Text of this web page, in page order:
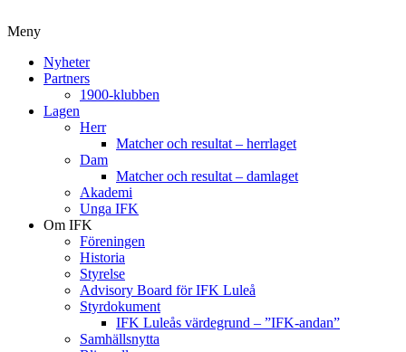
Meny
Nyheter
Partners
1900-klubben
Lagen
Herr
Matcher och resultat – herrlaget
Dam
Matcher och resultat – damlaget
Akademi
Unga IFK
Om IFK
Föreningen
Historia
Styrelse
Advisory Board för IFK Luleå
Styrdokument
IFK Luleås värdegrund – ”IFK-andan”
Samhällsnytta